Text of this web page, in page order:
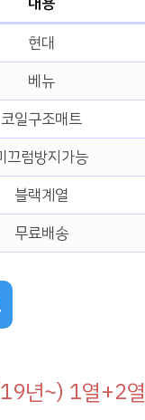
현대
베뉴
코일구조매트
끄럼방지가능
블랙계열
무료배송
년~) 1열+2